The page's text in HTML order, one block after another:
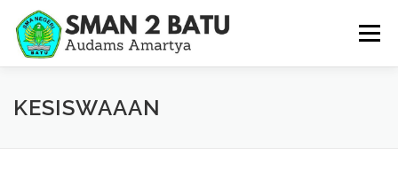
Lompat
konten
Menu
BERANDA PROFIL
KESISWAAAN